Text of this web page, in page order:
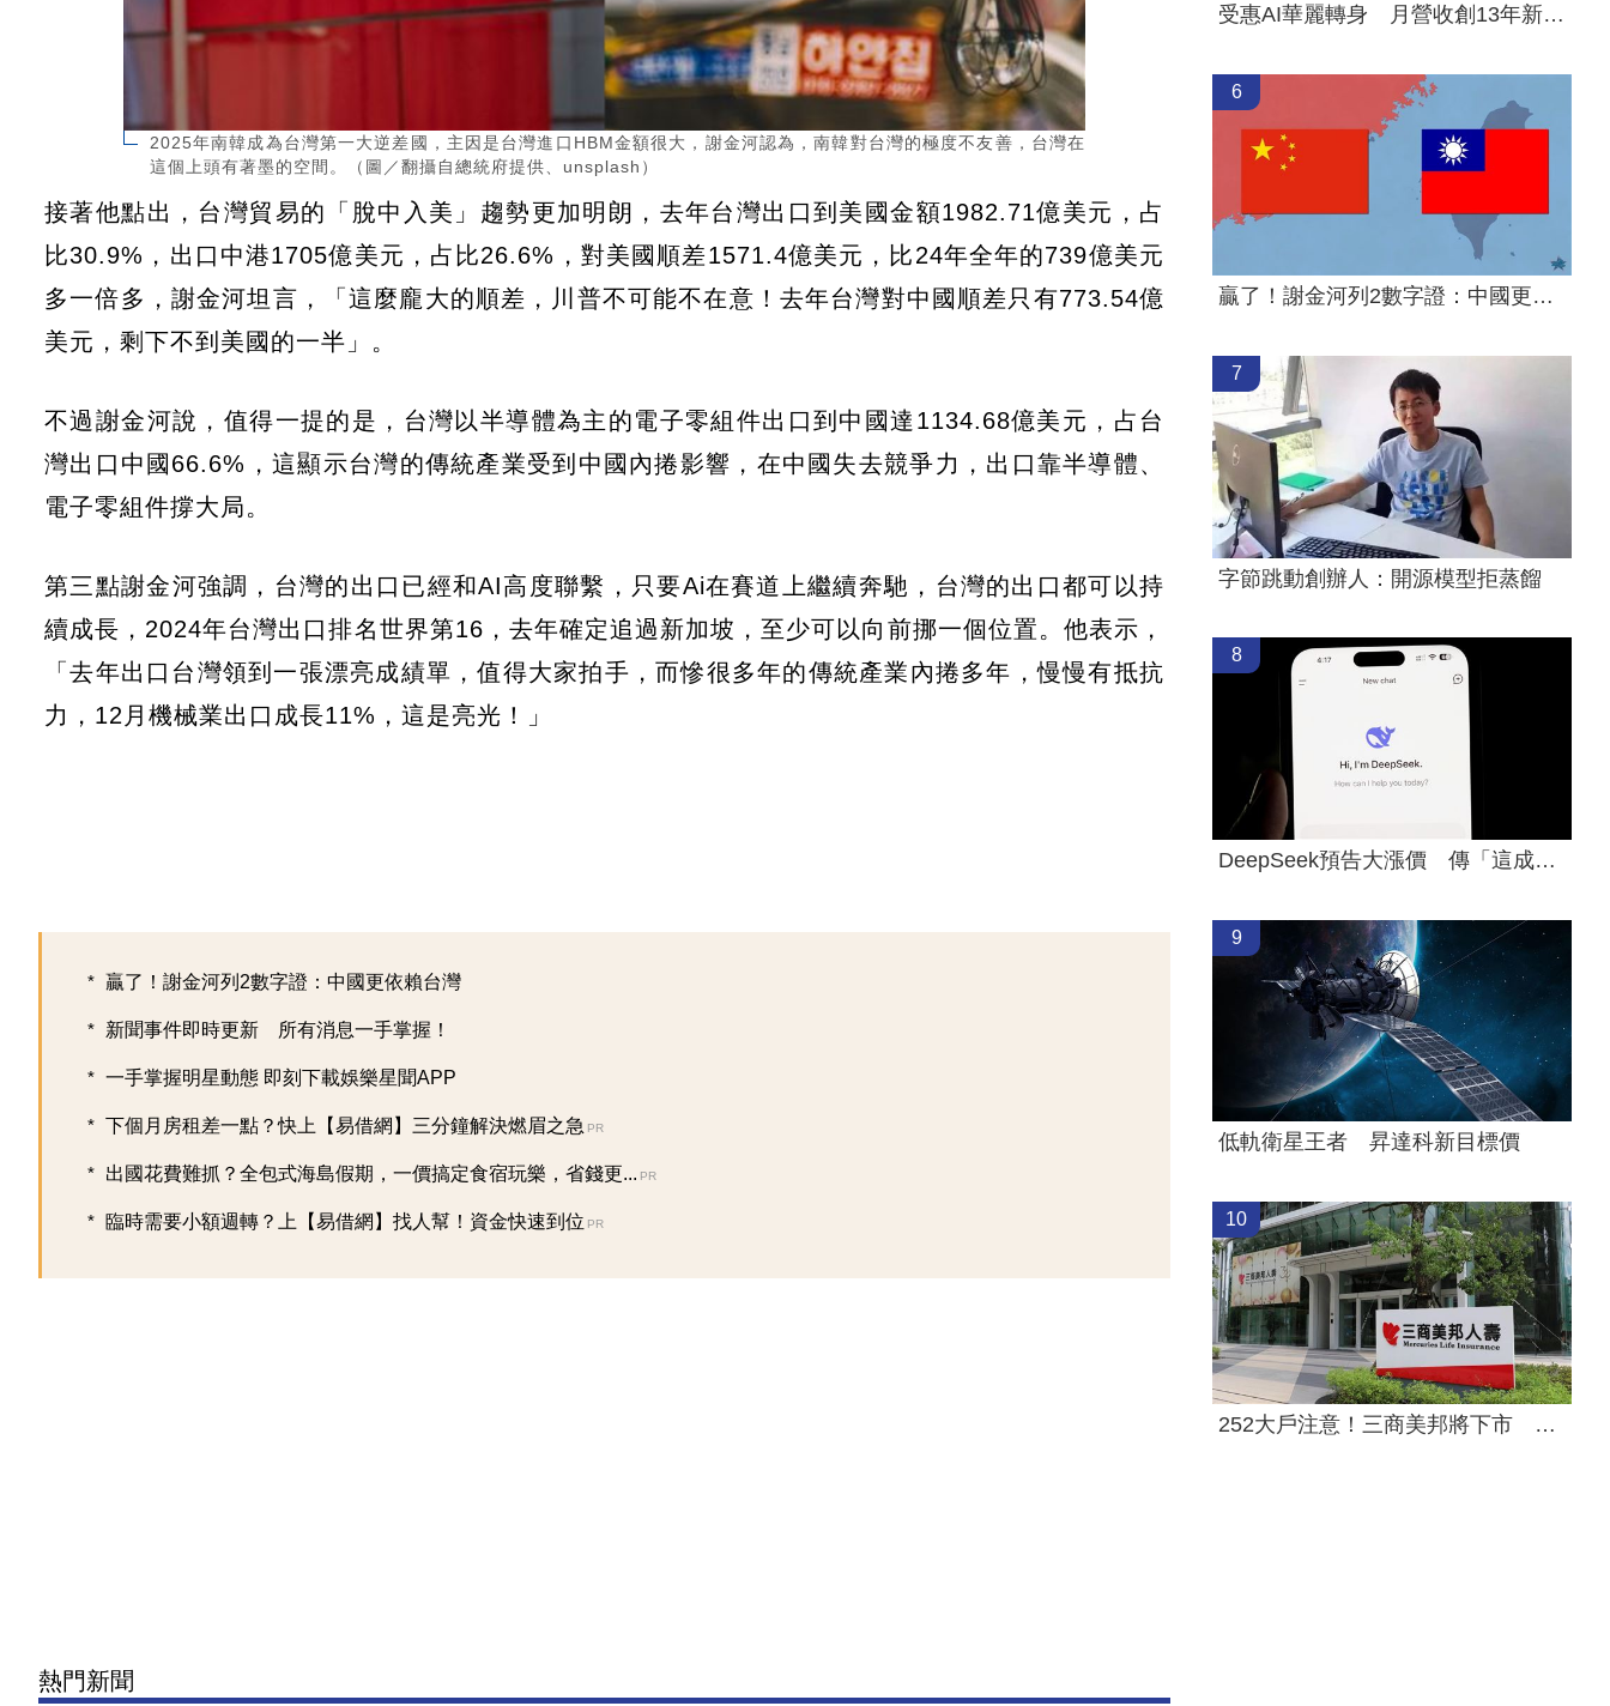
2025年南韓成為台灣第一大逆差國，主因是台灣進口HBM金額很大，謝金河認為，南韓對台灣的極度不友善，台灣在
這個上頭有著墨的空間。（圖／翻攝自總統府提供、unsplash）
接著他點出，台灣貿易的「脫中入美」趨勢更加明朗，去年台灣出口到美國金額1982.71億美元，占
比30.9%，出口中港1705億美元，占比26.6%，對美國順差1571.4億美元，比24年全年的739億美元
多一倍多，謝金河坦言，「這麼龐大的順差，川普不可能不在意！去年台灣對中國順差只有773.54億
美元，剩下不到美國的一半」。
不過謝金河說，值得一提的是，台灣以半導體為主的電子零組件出口到中國達1134.68億美元，占台
灣出口中國66.6%，這顯示台灣的傳統產業受到中國內捲影響，在中國失去競爭力，出口靠半導體、
電子零組件撐大局。
第三點謝金河強調，台灣的出口已經和AI高度聯繫，只要Ai在賽道上繼續奔馳，台灣的出口都可以持
續成長，2024年台灣出口排名世界第16，去年確定追過新加坡，至少可以向前挪一個位置。他表示，
「去年出口台灣領到一張漂亮成績單，值得大家拍手，而慘很多年的傳統產業內捲多年，慢慢有抵抗
力，12月機械業出口成長11%，這是亮光！」
贏了！謝金河列2數字證：中國更依賴台灣
新聞事件即時更新 所有消息一手掌握！
一手掌握明星動態 即刻下載娛樂星聞APP
下個月房租差一點？快上【易借網】三分鐘解決燃眉之急 PR
出國花費難抓？全包式海島假期，一價搞定食宿玩樂，省錢更... PR
臨時需要小額週轉？上【易借網】找人幫！資金快速到位 PR
熱門新聞
受惠AI華麗轉身 月營收創13年新高的它
6
贏了！謝金河列2數字證：中國更依賴台灣
7
字節跳動創辦人：開源模型拒蒸餾
8
DeepSeek預告大漲價 傳「這成本」撐不住
9
低軌衛星王者 昇達科新目標價
10
252大戶注意！三商美邦將下市 這天停牌